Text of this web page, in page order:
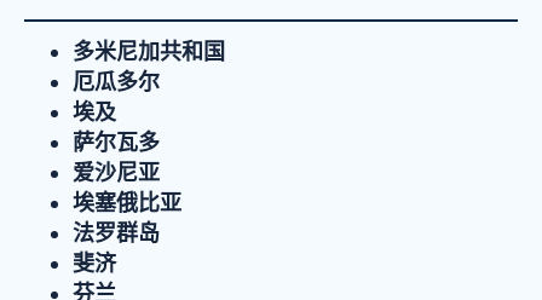
多米尼加共和国
厄瓜多尔
埃及
萨尔瓦多
爱沙尼亚
埃塞俄比亚
法罗群岛
斐济
芬兰